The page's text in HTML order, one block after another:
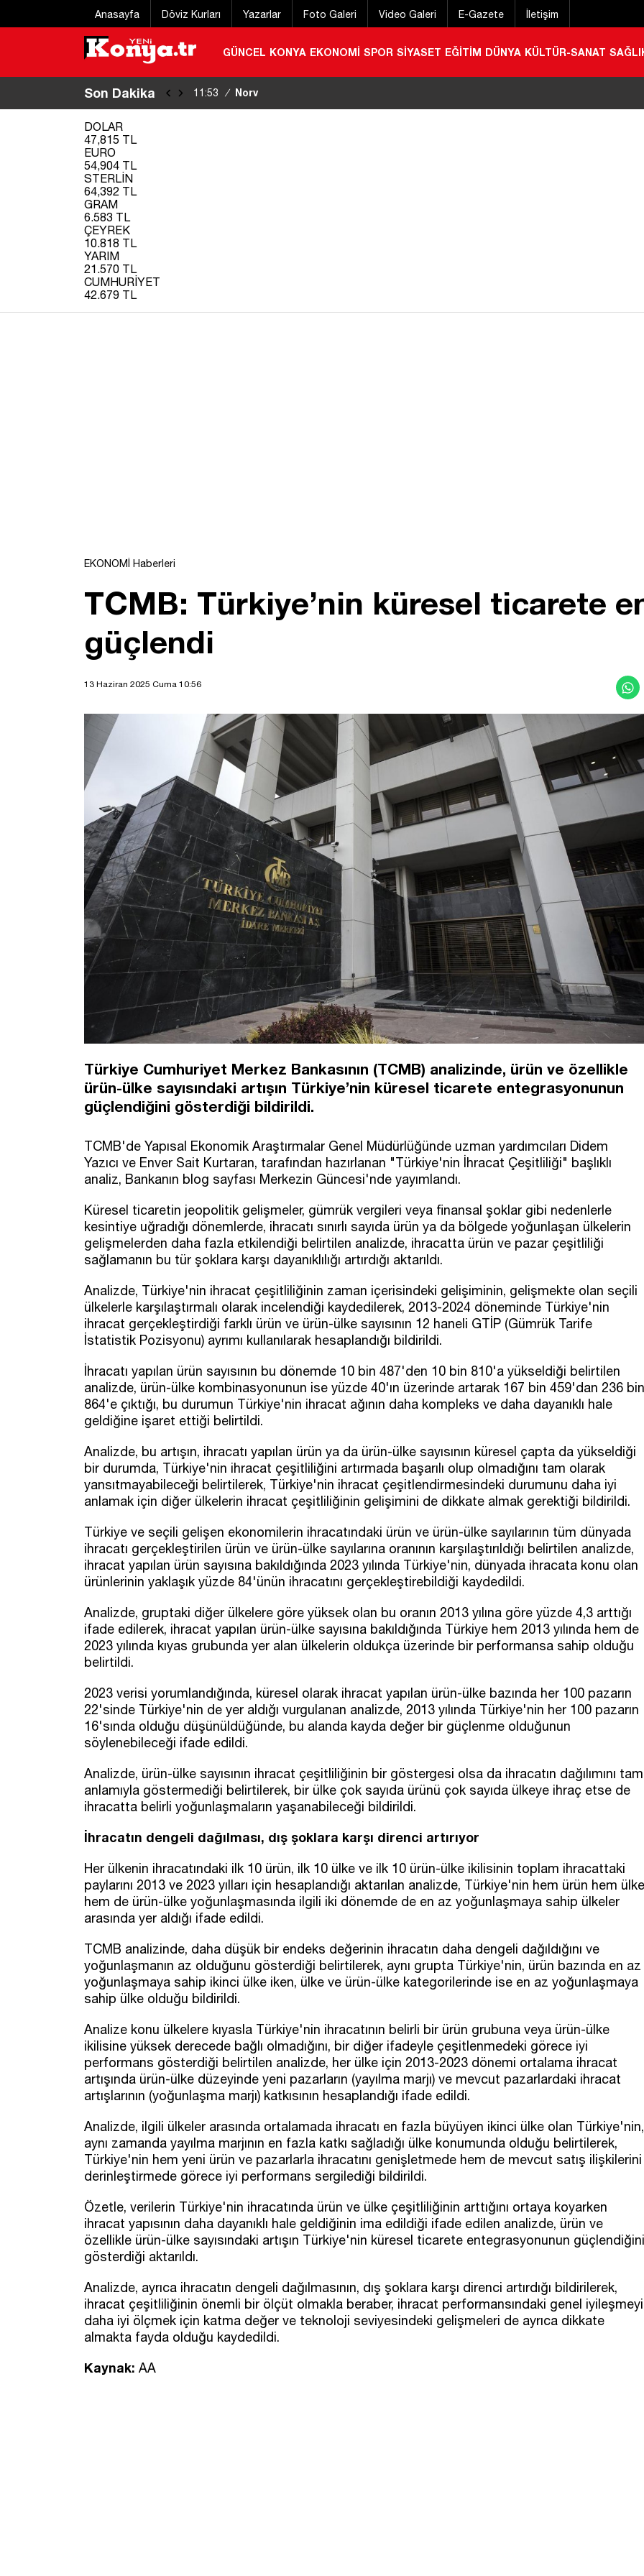
Anasayfa Döviz Kurları Yazarlar Foto Galeri Video Galeri E-Gazete İletişim
GÜNCEL KONYA EKONOMİ SPOR SİYASET EĞİTİM DÜNYA KÜLTÜR-SANAT
Son Dakika 11:53 / Norveç’ten iznini geçirmek için gelmişti! Konyalı gurbetçi hayatını
DOLAR
47,815 TL
EURO
54,904 TL
STERLİN
64,392 TL
GRAM
6.583 TL
ÇEYREK
10.818 TL
YARIM
21.570 TL
CUMHURİYET
42.679 TL
EKONOMİ Haberleri
TCMB: Türkiye’nin küresel ticarete
güçlendi
13 Haziran 2025 Cuma 10:56
Türkiye Cumhuriyet Merkez Bankasının (TCMB) analizinde, ürün ve özellikle
ürün-ülke sayısındaki artışın Türkiye’nin küresel ticarete entegrasyonunun
güçlendiğini gösterdiği bildirildi.
TCMB'de Yapısal Ekonomik Araştırmalar Genel Müdürlüğünde uzman yardımcıları Didem
Yazıcı ve Enver Sait Kurtaran, tarafından hazırlanan "Türkiye'nin İhracat Çeşitliliği" başlıklı
analiz, Bankanın blog sayfası Merkezin Güncesi'nde yayımlandı.
Küresel ticaretin jeopolitik gelişmeler, gümrük vergileri veya finansal şoklar gibi nedenlerle
kesintiye uğradığı dönemlerde, ihracatı sınırlı sayıda ürün ya da bölgede yoğunlaşan ülkelerin
gelişmelerden daha fazla etkilendiği belirtilen analizde, ihracatta ürün ve pazar çeşitliliği
sağlamanın bu tür şoklara karşı dayanıklılığı artırdığı aktarıldı.
Analizde, Türkiye'nin ihracat çeşitliliğinin zaman içerisindeki gelişiminin, gelişmekte olan seçili
ülkelerle karşılaştırmalı olarak incelendiği kaydedilerek, 2013-2024 döneminde Türkiye'nin
ihracat gerçekleştirdiği farklı ürün ve ürün-ülke sayısının 12 haneli GTİP (Gümrük Tarife
İstatistik Pozisyonu) ayrımı kullanılarak hesaplandığı bildirildi.
İhracatı yapılan ürün sayısının bu dönemde 10 bin 487'den 10 bin 810'a yükseldiği belirtilen
analizde, ürün-ülke kombinasyonunun ise yüzde 40'ın üzerinde artarak 167 bin 459'dan 236 bin
864'e çıktığı, bu durumun Türkiye'nin ihracat ağının daha kompleks ve daha dayanıklı hale
geldiğine işaret ettiği belirtildi.
Analizde, bu artışın, ihracatı yapılan ürün ya da ürün-ülke sayısının küresel çapta da yükseldiği
bir durumda, Türkiye'nin ihracat çeşitliliğini artırmada başarılı olup olmadığını tam olarak
yansıtmayabileceği belirtilerek, Türkiye'nin ihracat çeşitlendirmesindeki durumunu daha iyi
anlamak için diğer ülkelerin ihracat çeşitliliğinin gelişimini de dikkate almak gerektiği bildirildi.
Türkiye ve seçili gelişen ekonomilerin ihracatındaki ürün ve ürün-ülke sayılarının tüm dünyada
ihracatı gerçekleştirilen ürün ve ürün-ülke sayılarına oranının karşılaştırıldığı belirtilen analizde,
ihracat yapılan ürün sayısına bakıldığında 2023 yılında Türkiye'nin, dünyada ihracata konu olan
ürünlerinin yaklaşık yüzde 84'ünün ihracatını gerçekleştirebildiği kaydedildi.
Analizde, gruptaki diğer ülkelere göre yüksek olan bu oranın 2013 yılına göre yüzde 4,3 arttığı
ifade edilerek, ihracat yapılan ürün-ülke sayısına bakıldığında Türkiye hem 2013 yılında hem de
2023 yılında kıyas grubunda yer alan ülkelerin oldukça üzerinde bir performansa sahip olduğu
belirtildi.
2023 verisi yorumlandığında, küresel olarak ihracat yapılan ürün-ülke bazında her 100 pazarın
22'sinde Türkiye'nin de yer aldığı vurgulanan analizde, 2013 yılında Türkiye'nin her 100 pazarın
16'sında olduğu düşünüldüğünde, bu alanda kayda değer bir güçlenme olduğunun
söylenebileceği ifade edildi.
Analizde, ürün-ülke sayısının ihracat çeşitliliğinin bir göstergesi olsa da ihracatın dağılımını tam
anlamıyla göstermediği belirtilerek, bir ülke çok sayıda ürünü çok sayıda ülkeye ihraç etse de
ihracatta belirli yoğunlaşmaların yaşanabileceği bildirildi.
İhracatın dengeli dağılması, dış şoklara karşı direnci artırıyor
Her ülkenin ihracatındaki ilk 10 ürün, ilk 10 ülke ve ilk 10 ürün-ülke ikilisinin toplam ihracattaki
paylarını 2013 ve 2023 yılları için hesaplandığı aktarılan analizde, Türkiye'nin hem ürün hem ülke
hem de ürün-ülke yoğunlaşmasında ilgili iki dönemde de en az yoğunlaşmaya sahip ülkeler
arasında yer aldığı ifade edildi.
TCMB analizinde, daha düşük bir endeks değerinin ihracatın daha dengeli dağıldığını ve
yoğunlaşmanın az olduğunu gösterdiği belirtilerek, aynı grupta Türkiye'nin, ürün bazında en az
yoğunlaşmaya sahip ikinci ülke iken, ülke ve ürün-ülke kategorilerinde ise en az yoğunlaşmaya
sahip ülke olduğu bildirildi.
Analize konu ülkelere kıyasla Türkiye'nin ihracatının belirli bir ürün grubuna veya ürün-ülke
ikilisine yüksek derecede bağlı olmadığını, bir diğer ifadeyle çeşitlenmedeki görece iyi
performans gösterdiği belirtilen analizde, her ülke için 2013-2023 dönemi ortalama ihracat
artışında ürün-ülke düzeyinde yeni pazarların (yayılma marjı) ve mevcut pazarlardaki ihracat
artışlarının (yoğunlaşma marjı) katkısının hesaplandığı ifade edildi.
Analizde, ilgili ülkeler arasında ortalamada ihracatı en fazla büyüyen ikinci ülke olan Türkiye'nin,
aynı zamanda yayılma marjının en fazla katkı sağladığı ülke konumunda olduğu belirtilerek,
Türkiye'nin hem yeni ürün ve pazarlarla ihracatını genişletmede hem de mevcut satış ilişkilerini
derinleştirmede görece iyi performans sergilediği bildirildi.
Özetle, verilerin Türkiye'nin ihracatında ürün ve ülke çeşitliliğinin arttığını ortaya koyarken
ihracat yapısının daha dayanıklı hale geldiğinin ima edildiği ifade edilen analizde, ürün ve
özellikle ürün-ülke sayısındaki artışın Türkiye'nin küresel ticarete entegrasyonunun güçlendiğini
gösterdiği aktarıldı.
Analizde, ayrıca ihracatın dengeli dağılmasının, dış şoklara karşı direnci artırdığı bildirilerek,
ihracat çeşitliliğinin önemli bir ölçüt olmakla beraber, ihracat performansındaki genel iyileşmeyi
daha iyi ölçmek için katma değer ve teknoloji seviyesindeki gelişmeleri de ayrıca dikkate
almakta fayda olduğu kaydedildi.
Kaynak: AA